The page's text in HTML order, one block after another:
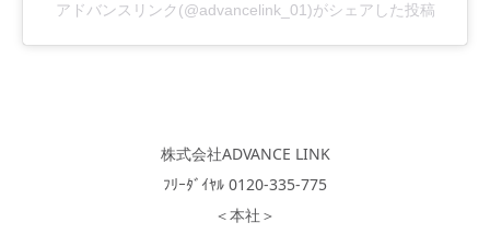
アドバンスリンク(@advancelink_01)がシェアした投稿
株式会社ADVANCE LINK
ﾌﾘｰﾀﾞｲﾔﾙ 0120-335-775
＜本社＞